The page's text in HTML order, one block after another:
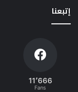
إتبعنا
11٬666
Fans